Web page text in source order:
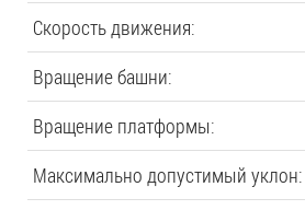
Скорость движения:
Вращение башни:
Вращение платформы:
Максимально допустимый уклон: